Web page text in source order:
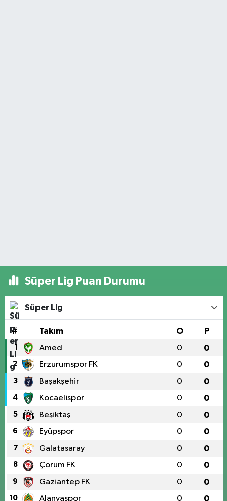
Süper Lig Puan Durumu
Süper Lig
# Takım O P
1 Amed 0 0
2 Erzurumspor FK 0 0
3 Başakşehir 0 0
4 Kocaelispor 0 0
5 Beşiktaş 0 0
6 Eyüpspor 0 0
7 Galatasaray 0 0
8 Çorum FK 0 0
9 Gaziantep FK 0 0
10 Alanyaspor 0 0